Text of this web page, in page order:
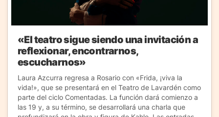
«El teatro sigue siendo una invitación a
reflexionar, encontrarnos,
escucharnos»
Laura Azcurra regresa a Rosario con «Frida, ¡viva la
vida!», que se presentará en el Teatro de Lavardén como
parte del ciclo Comentadas. La función dará comienzo a
las 19 y, a su término, se desarrollará una charla que